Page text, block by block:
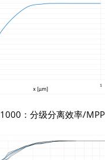
1000：分级分离效率/